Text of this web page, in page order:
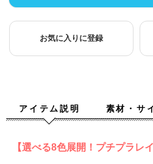
お気に入りに登録
アイテム説明 素材・サ
【選べる8色展開！プチプラレ